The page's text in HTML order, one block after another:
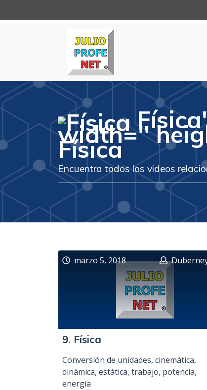
width=''
Física
Encuentra todos los videos
marzo 5, 2018
9. Física
Conversión de unidades, cinemática,
dinámica, estática, trabajo, potencia,
energía